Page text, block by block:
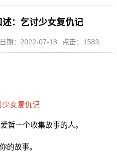
：乞讨少女复仇记
日期：2022-07-18 点击：1583
哲一个收集故事的人。
的故事。